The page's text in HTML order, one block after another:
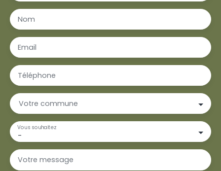
Nom
Email
Téléphone
Votre commune
-
Vous souhaitez
Votre message